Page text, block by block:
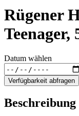
Rügener
Teenager,
Datum wählen
Verfügbarkeit abfragen
Beschreibung